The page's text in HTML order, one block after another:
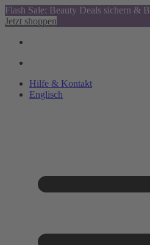
Flash Sale: Beauty Deals sichern &
Jetzt shoppen
Hilfe & Kontakt
Englisch